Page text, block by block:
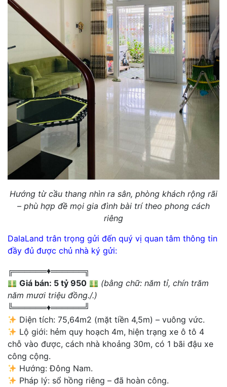
Hướng từ cầu thang nhìn ra sân, phòng khách rộng rãi
– phù hợp đề mọi gia đình bài trí theo phong cách
riêng
DalaLand trân trọng gửi đến quý vị quan tâm thông tin
đầy đủ được chủ nhà ký gửi:
╔══════♦️══════╗
Giá bán: 5 tỷ 950
(bằng chữ: năm tỉ, chín trăm
năm mươi triệu đồng./.)
╚══════♦️══════╝
Diện tích: 75,64m2 (mặt tiền 4,5m) – vuông vức.
Lộ giới: hẻm quy hoạch 4m, hiện trạng xe ô tô 4
chỗ vào được, cách nhà khoảng 30m, có 1 bãi đậu xe
công cộng.
Hướng: Đông Nam.
Pháp lý: sổ hồng riêng – đã hoàn công.